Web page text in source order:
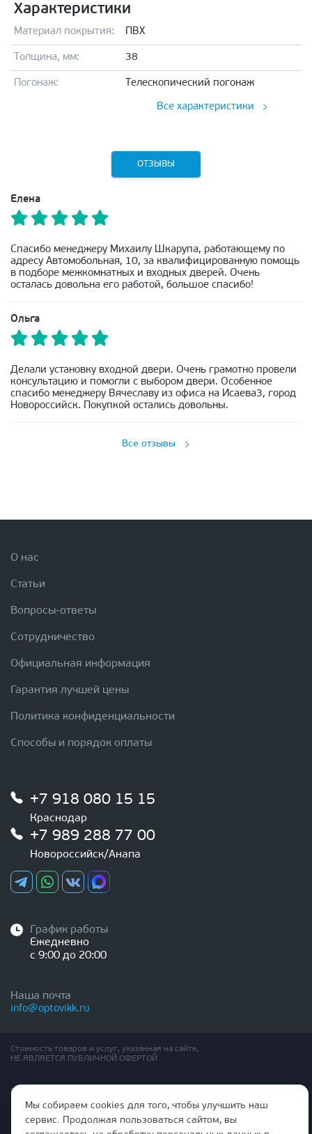
Характеристики
Материал покрытия: ПВХ
Толщина, мм: 38
Погонаж: Телескопический погонаж
Все характеристики
ОТЗЫВЫ
Елена
Спасибо менеджеру Михаилу Шкарупа, работающему по
адресу Автомобольная, 10, за квалифицированную помощь
в подборе межкомнатных и входных дверей. Очень
осталась довольна его работой, большое спасибо!
Ольга
Делали установку входной двери. Очень грамотно провели
консультацию и помогли с выбором двери. Особенное
спасибо менеджеру Вячеславу из офиса на Исаева3, город
Новороссийск. Покупкой остались довольны.
Все отзывы
О нас
Статьи
Вопросы-ответы
Сотрудничество
Официальная информация
Гарантия лучшей цены
Политика конфиденциальности
Способы и порядок оплаты
+7 918 080 15 15
Краснодар
+7 989 288 77 00
Новороссийск/Анапа
График работы
Ежедневно
с 9:00 до 20:00
Наша почта
info@optovikk.ru
Стоимость товаров и услуг, указанная на сайте,
НЕ ЯВЛЯЕТСЯ ПУБЛИЧНОЙ ОФЕРТОЙ
Правила эксплутации входных и межкомнатных дверей
Политика обработки персональных данных
Согласие на обработку персональных данных
Мы собираем cookies для того, чтобы улучшить наш
сервис. Продолжая пользоваться сайтом, вы